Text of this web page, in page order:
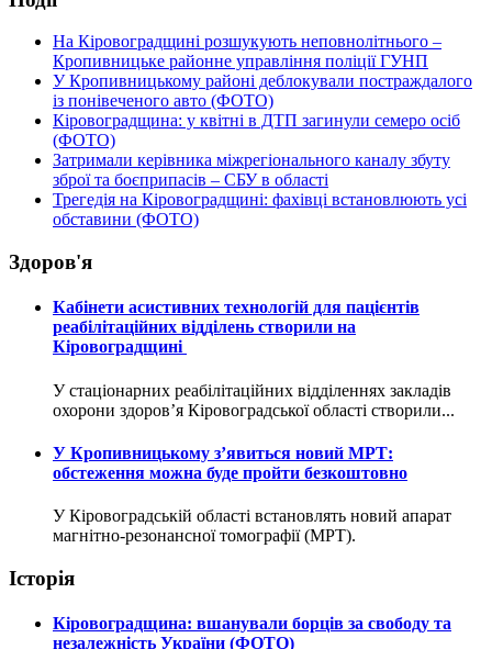
На Кіровоградщині розшукують неповнолітнього –
Кропивницьке районне управління поліції ГУНП
У Кропивницькому районі деблокували постраждалого
із понівеченого авто (ФОТО)
Кіровоградщина: у квітні в ДТП загинули семеро осіб
(ФОТО)
Затримали керівника міжрегіонального каналу збуту
зброї та боєприпасів – СБУ в області
Трегедія на Кіровоградщині: фахівці встановлюють усі
обставини (ФОТО)
Здоров'я
Кабінети асистивних технологій для пацієнтів
реабілітаційних відділень створили на
Кіровоградщині
У стаціонарних реабілітаційних відділеннях закладів
охорони здоров’я Кіровоградської області створили...
У Кропивницькому з’явиться новий МРТ:
обстеження можна буде пройти безкоштовно
У Кіровоградській області встановлять новий апарат
магнітно-резонансної томографії (МРТ).
Історія
Кіровоградщина: вшанували борців за свободу та
незалежність України (ФОТО)